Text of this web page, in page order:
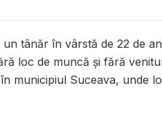
tânăr în vârstă de 22 de
loc de muncă și fără
municipiul Suceava, unde